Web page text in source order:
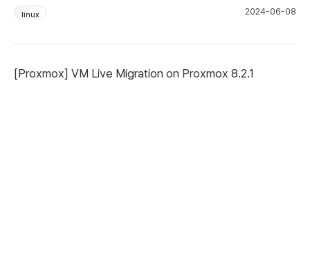
https://tech.chhanz.xyz/linux/2024/06/07/pve-migration/ Qcow2 이미
은 Rocky Linux 8.10 을 추가하기 위한 내용을 구성되어 있습니다. Template
생성을 위한 VM 생성을...
linux 2024-06-08
[Proxmox] VM Live Migration on Proxmox 8.2.1